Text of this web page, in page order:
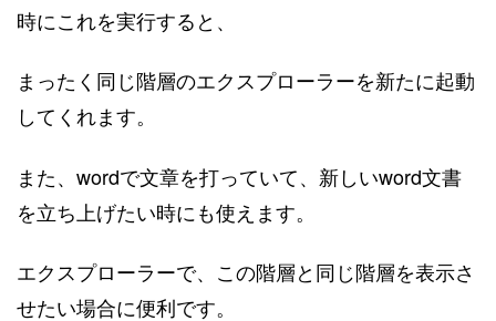
時にこれを実行すると、
まったく同じ階層のエクスプローラーを新たに起動
してくれます。
また、wordで文章を打っていて、新しいword文書
を立ち上げたい時にも使えます。
エクスプローラーで、この階層と同じ階層を表示さ
せたい場合に便利です。